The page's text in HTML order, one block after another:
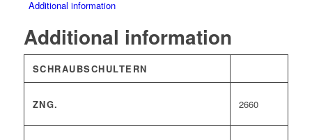
Additional information
Additional information
SCHRAUBSCHULTERN
ZNG. 2660